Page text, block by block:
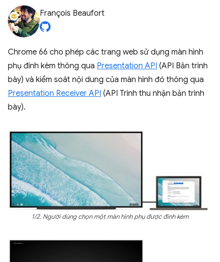
François Beaufort
Chrome 66 cho phép các trang web sử dụng màn hình
phụ đính kèm thông qua Presentation API (API Bản trình
bày) và kiểm soát nội dung của màn hình đó thông qua
Presentation Receiver API (API Trình thu nhận bản trình
bày).
1/2. Người dùng chọn một màn hình phụ được đính kèm